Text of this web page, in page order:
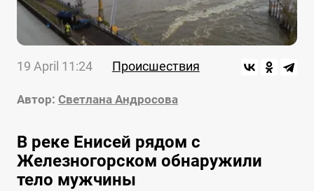
19 April 11:24 Происшествия
Автор: Светлана Андросова
В реке Енисей рядом с
Железногорском обнаружили
тело мужчины